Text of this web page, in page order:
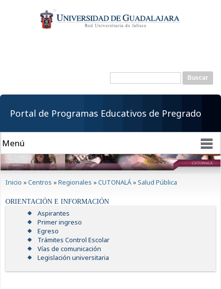
contenido
principal
Formulario de
Buscar
Portal de Programas Educativos de Pregrado
Inicio »Centros »Regionales »CUTONALÁ »Salud Pública
ORIENTACIÓN E INFORMACIÓN
Aspirantes
Primer ingreso
Egreso
Trámites Control Escolar
Vías de comunicación
Legislación universitaria